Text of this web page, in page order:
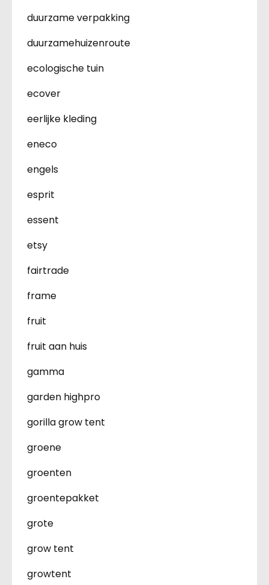
duurzame verpakking
duurzamehuizenroute
ecologische tuin
ecover
eerlijke kleding
eneco
engels
esprit
essent
etsy
fairtrade
frame
fruit
fruit aan huis
gamma
garden highpro
gorilla grow tent
groene
groenten
groentepakket
grote
grow tent
growtent